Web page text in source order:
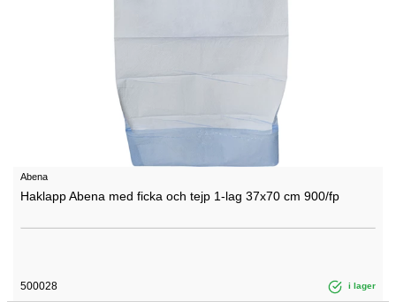
Abena
Haklapp Abena med ficka och tejp 1-lag 37x70 cm 900/fp
500028 i lager